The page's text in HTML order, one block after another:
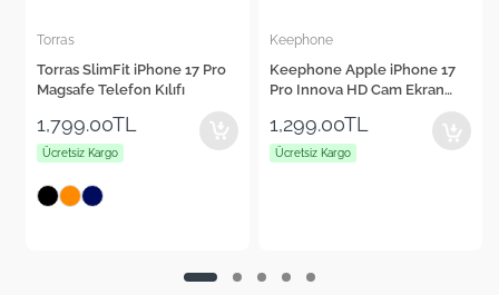
Keephone
Keephone Apple iPhone 17
Pro Innova HD Cam Ekran
1,299.00TL
Ücretsiz Kargo
Cepax
Cepax Foldable iPad Air 11"
2024 Kalem Bölmeli Standlı
1,560.00TL
Ücretsiz Kargo